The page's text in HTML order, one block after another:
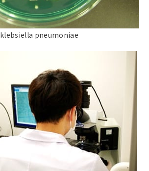
klebsiella pneumoniae